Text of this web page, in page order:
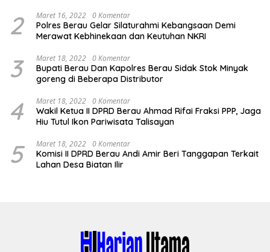
2 Maret 16, 2022 0 Komentar
Polres Berau Gelar Silaturahmi Kebangsaan Demi
Merawat Kebhinekaan dan Keutuhan NKRI
3 Maret 18, 2022 0 Komentar
Bupati Berau Dan Kapolres Berau Sidak Stok Minyak
goreng di Beberapa Distributor
4 Maret 18, 2022 0 Komentar
Wakil Ketua II DPRD Berau Ahmad Rifai Fraksi PPP, Jaga
Hiu Tutul Ikon Pariwisata Talisayan
5 Maret 18, 2022 0 Komentar
Komisi II DPRD Berau Andi Amir Beri Tanggapan Terkait
Lahan Desa Biatan Ilir